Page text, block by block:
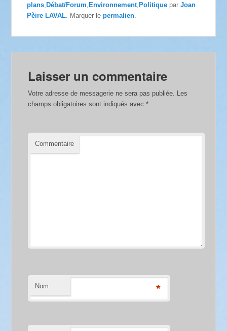
plans Débat/Forum Environnement Politique parJoan
Pèire LAVAL . Marquer lepermalien
Laisser un commentaire
Votre adresse de messagerie ne sera pas publiée.
Les
champs obligatoires sont indiqués avec*
Commentaire
Nom *